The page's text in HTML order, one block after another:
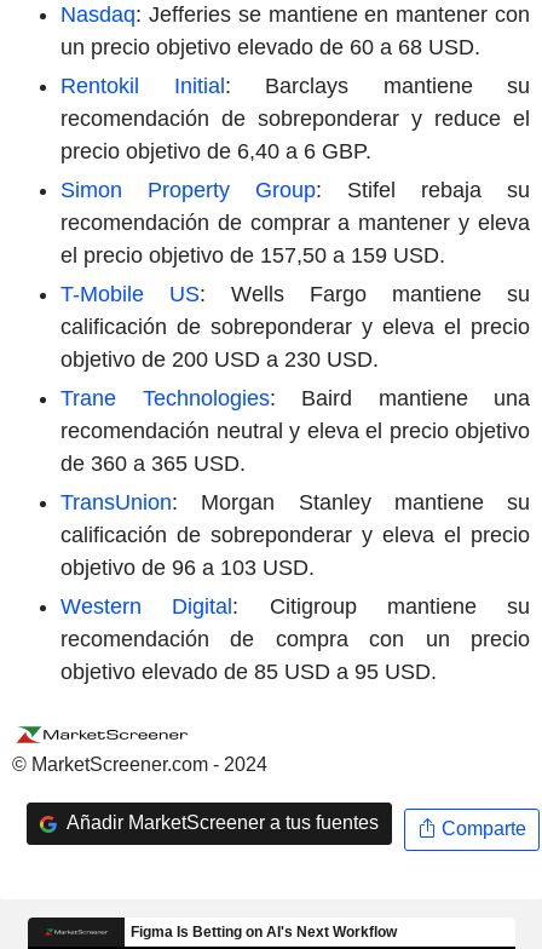
Nasdaq: Jefferies se mantiene en mantener con
un precio objetivo elevado de 60 a 68 USD.
Rentokil Initial: Barclays mantiene su
recomendación de sobreponderar y reduce el
precio objetivo de 6,40 a 6 GBP.
Simon Property Group: Stifel rebaja su
recomendación de comprar a mantener y eleva
el precio objetivo de 157,50 a 159 USD.
T-Mobile US: Wells Fargo mantiene su
calificación de sobreponderar y eleva el precio
objetivo de 200 USD a 230 USD.
Trane Technologies: Baird mantiene una
recomendación neutral y eleva el precio objetivo
de 360 a 365 USD.
TransUnion: Morgan Stanley mantiene su
calificación de sobreponderar y eleva el precio
objetivo de 96 a 103 USD.
Western Digital: Citigroup mantiene su
recomendación de compra con un precio
objetivo elevado de 85 USD a 95 USD.
© MarketScreener.com - 2024
Añadir MarketScreener a tus fuentes Comparte